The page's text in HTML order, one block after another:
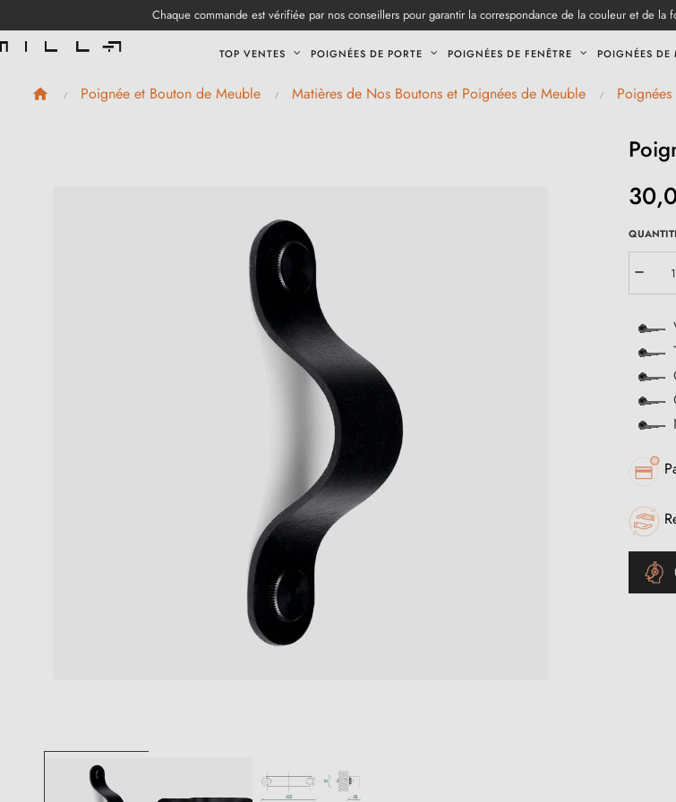
Chaque commande est vérifiée par nos conseillers pour garantir la correspondance de la couleur et de la
TOP VENTES POIGNÉES DE PORTE POIGNÉES DE FENÊTRE POIGNÉES DE
Poignée et Bouton de Meuble Matières de Nos Boutons et Poignées de Meuble